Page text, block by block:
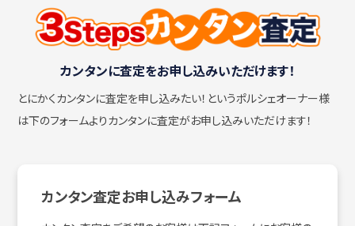
カンタンに査定をお申し込みいただけます！
とにかくカンタンに査定を申し込みたい！ というポルシェオーナー様
は下のフォームよりカンタンに査定がお申し込みいただけます！
カンタン査定お申し込みフォーム